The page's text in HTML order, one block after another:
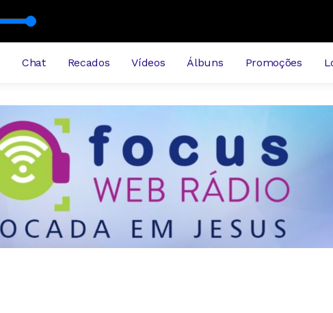
Chat Recados Vídeos Álbuns Promoções